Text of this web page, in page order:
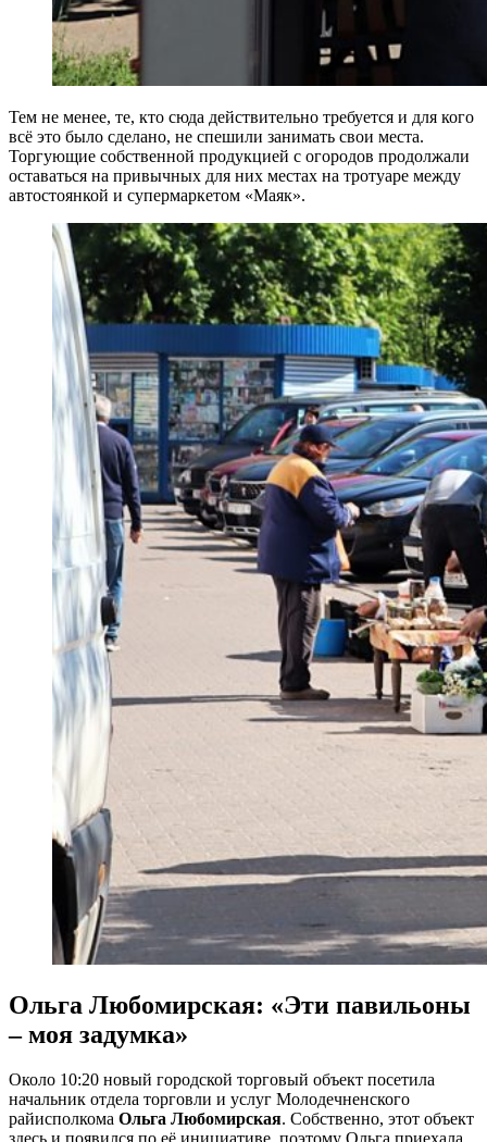
Тем не менее, те, кто сюда действительно требуется и для кого
всё это было сделано, не спешили занимать свои места.
Торгующие собственной продукцией с огородов продолжали
оставаться на привычных для них местах на тротуаре между
автостоянкой и супермаркетом «Маяк».
Ольга Любомирская: «Эти павильоны
– моя задумка»
Около 10:20 новый городской торговый объект посетила
начальник отдела торговли и услуг Молодечненского
райисполкома Ольга Любомирская. Собственно, этот объект